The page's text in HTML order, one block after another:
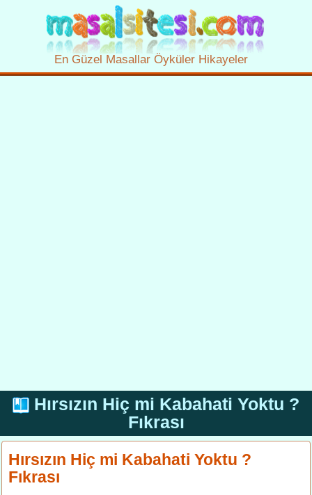
En Güzel Masallar Öyküler Hikayeler
Hırsızın Hiç mi Kabahati Yoktu ?
Fıkrası
Hırsızın Hiç mi Kabahati Yoktu ?
Fıkrası